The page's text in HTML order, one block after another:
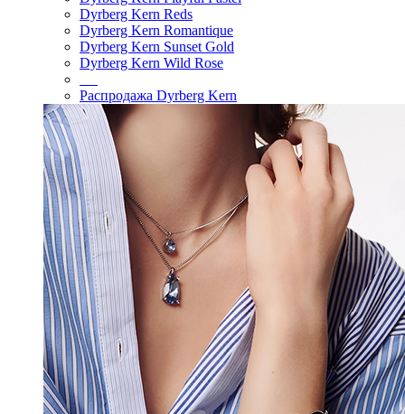
Dyrberg Kern Reds
Dyrberg Kern Romantique
Dyrberg Kern Sunset Gold
Dyrberg Kern Wild Rose
Распродажа Dyrberg Kern